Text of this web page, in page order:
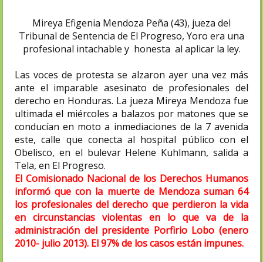
Mireya Efigenia Mendoza Peña (43), jueza del
Tribunal de Sentencia de El Progreso, Yoro era una
profesional intachable y honesta al aplicar la ley.
Las voces de protesta se alzaron ayer una vez más
ante el imparable asesinato de profesionales del
derecho en Honduras. La jueza Mireya Mendoza fue
ultimada el miércoles a balazos por matones que se
conducían en moto a inmediaciones de la 7 avenida
este, calle que conecta al hospital público con el
Obelisco, en el bulevar Helene Kuhlmann, salida a
Tela, en El Progreso.
El Comisionado Nacional de los Derechos Humanos
informó que con la muerte de Mendoza suman 64
los profesionales del derecho que perdieron la vida
en circunstancias violentas en lo que va de la
administración del presidente Porfirio Lobo (enero
2010- julio 2013). El 97% de los casos están impunes.